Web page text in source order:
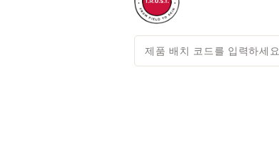
제품 배치 코드를 입력하세요